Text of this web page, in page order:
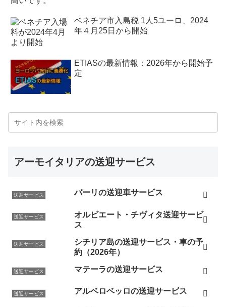
ベネチア市入島税 1人5ユーロ、2024
年４月25日から開始
ETIASの最新情報：2026年から開始予
定
アーモイタリアの送迎サービス
送迎サービス バーリの送迎車サービス
送迎サービス
オルビエート・チヴィタ送迎サービ
ス
送迎サービス
シチリア島の送迎サービス・車の予
約（2026年）
送迎サービス マテーラの送迎サービス
送迎サービス アルベロベッロの送迎サービス